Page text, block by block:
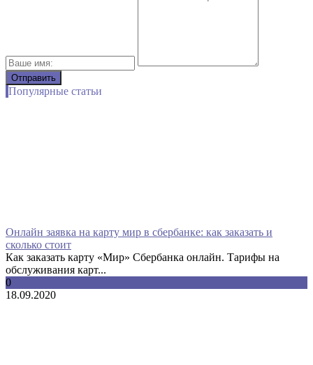
Популярные статьи
Онлайн заявка на карту мир в сбербанке: как заказать и
сколько стоит
Как заказать карту «Мир» Сбербанка онлайн. Тарифы на
обслуживания карт...
0
18.09.2020